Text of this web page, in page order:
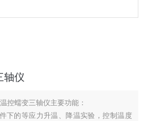
轴仪
控蠕变三轴仪主要功能：
下的等应力升温、降温实验，控制温度